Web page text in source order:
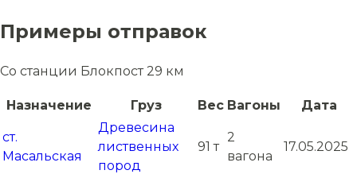
Примеры отправок
Со станции Блокпост 29 км
Назначение Груз Вес Вагоны Дата
ст.
Масальская
Древесина
лиственных
пород
91 т
2
вагона
17.05.2025